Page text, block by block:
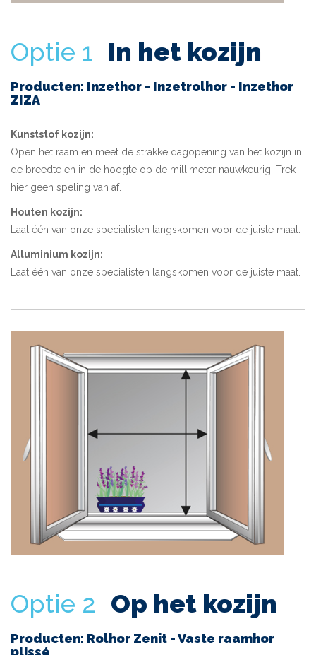
Optie 1 In het kozijn
Producten: Inzethor - Inzetrolhor - Inzethor
ZIZA
Kunststof kozijn:
Open het raam en meet de strakke dagopening van het kozijn in
de breedte en in de hoogte op de millimeter nauwkeurig. Trek
hier geen speling van af.
Houten kozijn:
Laat één van onze specialisten langskomen voor de juiste maat.
Alluminium kozijn:
Laat één van onze specialisten langskomen voor de juiste maat.
Optie 2 Op het kozijn
Producten: Rolhor Zenit - Vaste raamhor
plissé